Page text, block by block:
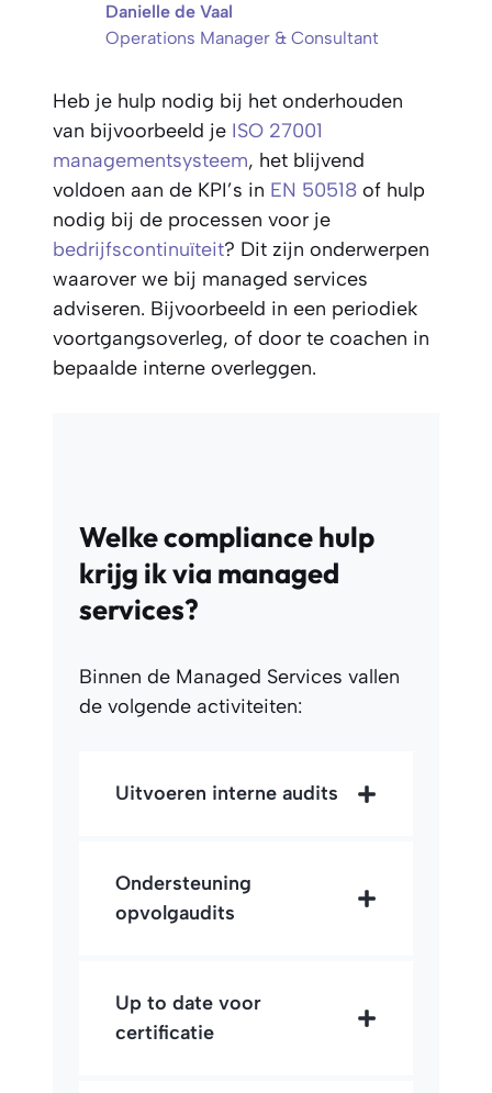
Danielle de Vaal
Operations Manager & Consultant
Heb je hulp nodig bij het onderhouden
van bijvoorbeeld je ISO 27001
managementsysteem, het blijvend
voldoen aan de KPI’s in EN 50518 of hulp
nodig bij de processen voor je
bedrijfscontinuïteit? Dit zijn onderwerpen
waarover we bij managed services
adviseren. Bijvoorbeeld in een periodiek
voortgangsoverleg, of door te coachen in
bepaalde interne overleggen.
Welke compliance hulp
krijg ik via managed
services?
Binnen de Managed Services vallen
de volgende activiteiten:
Uitvoeren interne audits
Ondersteuning
opvolgaudits
Up to date voor
certificatie